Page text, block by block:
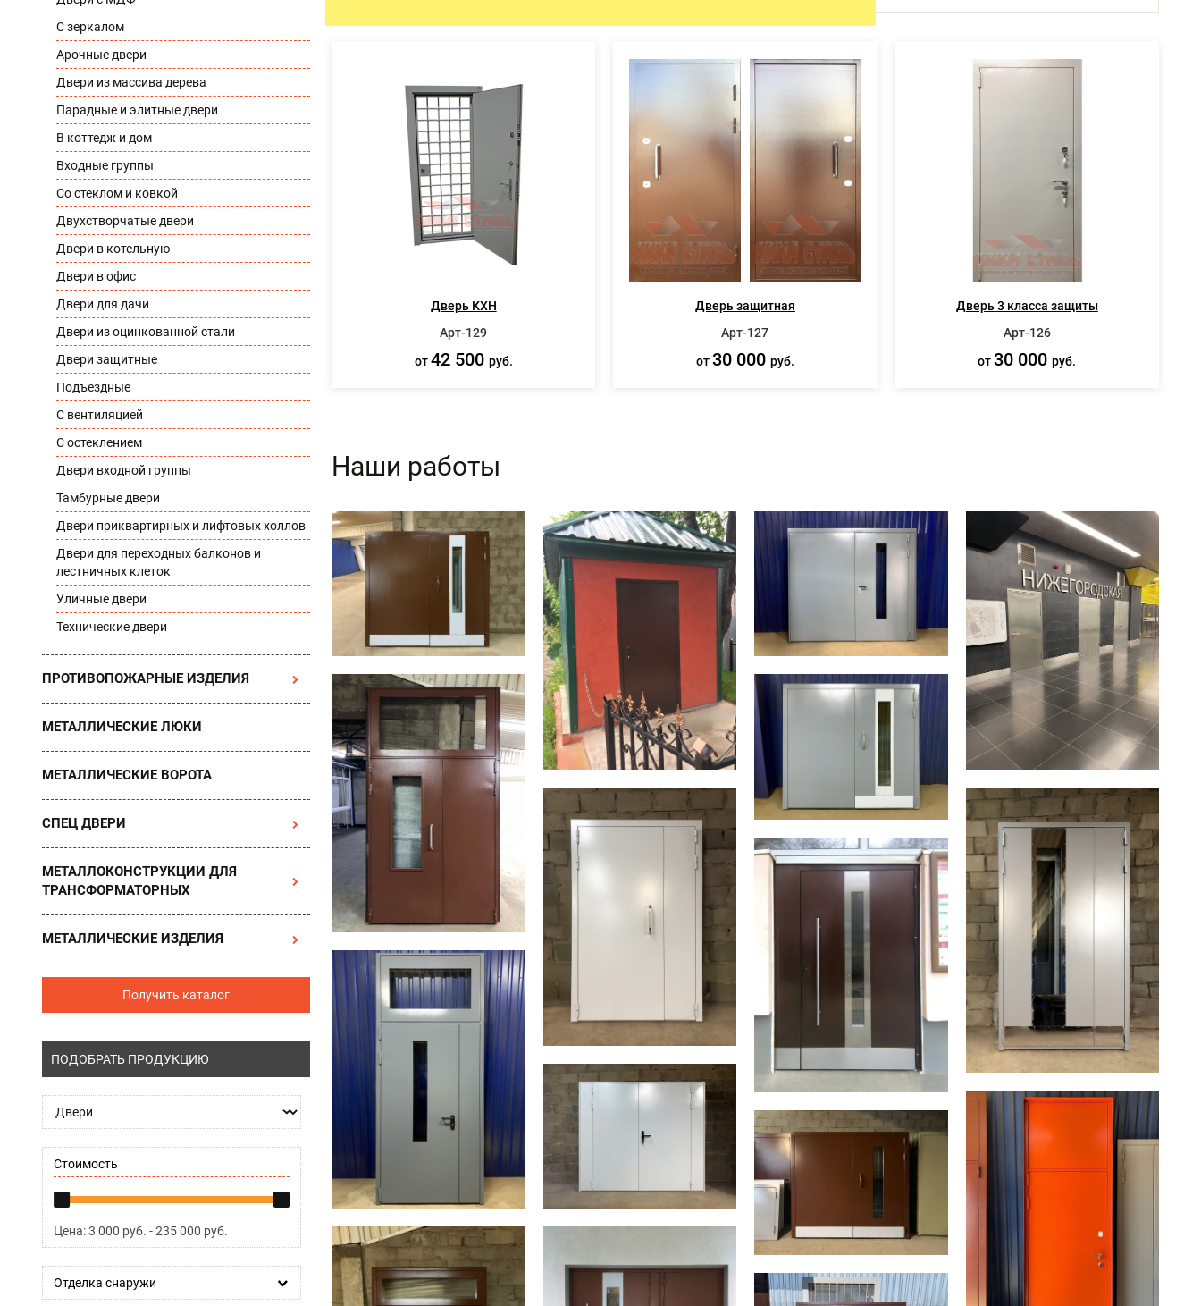
УЛИЧНЫЕ ДВЕРИ ТАМБУРНЫЕ ДВЕРИ ПРОТИВОПОЖАРНЫЕ ИЗДЕЛИЯ
Противопожарные двери
Противопожарные люки
Противопожарные ворота
Металлические двери 3 класса защиты
Дверь КХН
Арт-129
от42 500 руб.
Дверь защитная
Арт-127
от30 000 руб.
Дверь 3 класса защиты
Арт-126
от30 000руб.
Наши работы
С зеркалом
Арочные двери
Двери из массива дерева
Парадные и элитные двери
В коттедж и дом
Входные группы
Со стеклом и ковкой
Двухстворчатые двери
Двери в котельную
Двери в офис
Двери для дачи
Двери из оцинкованной стали
Двери защитные
Подъездные
С вентиляцией
С остеклением
Двери входной группы
Тамбурные двери
Двери приквартирных и лифтовых холлов
Двери для переходных балконов и
лестничных клеток
Уличные двери
Технические двери
ПРОТИВОПОЖАРНЫЕ ИЗДЕЛИЯ
МЕТАЛЛИЧЕСКИЕ ЛЮКИ
МЕТАЛЛИЧЕСКИЕ ВОРОТА
СПЕЦ ДВЕРИ
МЕТАЛЛОКОНСТРУКЦИИ ДЛЯ
ТРАНСФОРМАТОРНЫХ
МЕТАЛЛИЧЕСКИЕ ИЗДЕЛИЯ
Получить каталог
ПОДОБРАТЬ ПРОДУКЦИЮ
Стоимость
Цена:3 000 руб. -235 000 руб.
Отделка снаружи